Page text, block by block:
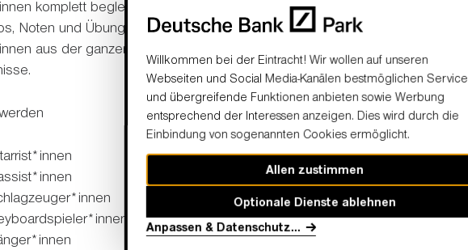
komplett begleitet und bereiten sich gemeinsam mit Coaches,
Noten und Übungstracks auf den großen Tag vor. Mitmachen können
aus der ganzen Welt, jeglichen Alters und jeglicher musikalischer
Willkommen bei der Eintracht! Wir wollen auf unseren
Webseiten und Social Media-Kanälen bestmöglichen Service
und übergreifende Funktionen anbieten sowie Werbung
entsprechend der Interessen anzeigen. Dies wird durch die
Einbindung von sogenannten Cookies ermöglicht.
Allen zustimmen
Optionale Dienste ablehnen
Anpassen & Datenschutz...